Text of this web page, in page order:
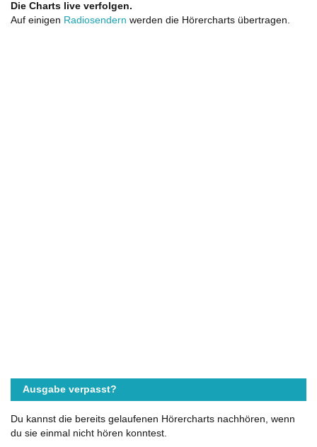
Die Charts live verfolgen.
Auf einigen Radiosendern werden die Hörercharts übertragen.
Ausgabe verpasst?
Du kannst die bereits gelaufenen Hörercharts nachhören, wenn
du sie einmal nicht hören konntest.